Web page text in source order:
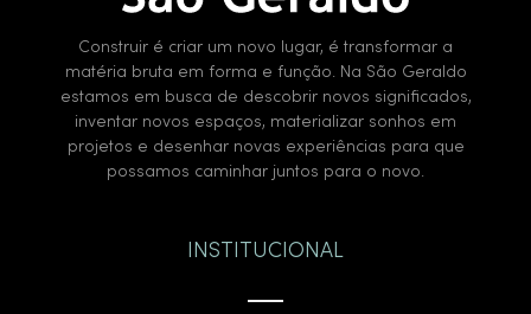
Construir é criar um novo lugar, é transformar a
matéria bruta em forma e função. Na São Geraldo
estamos em busca de descobrir novos significados,
inventar novos espaços, materializar sonhos em
projetos e desenhar novas experiências para que
possamos caminhar juntos para o novo.
INSTITUCIONAL